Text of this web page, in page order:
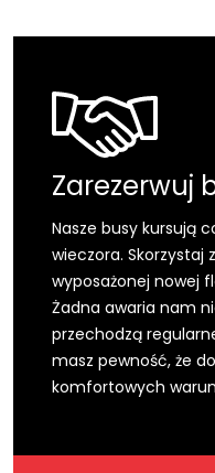
Zarezerwuj
Nasze busy kursują
wieczora. Skorzystaj
wyposażonej nowej
Żadna awaria nam
przechodzą
masz pewność, że
komfortowych